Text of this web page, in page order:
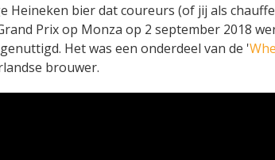
Heineken bier dat coureurs (of jij als
Prix op Monza op 2 september 2018
Het was een onderdeel van de '
brouwer.